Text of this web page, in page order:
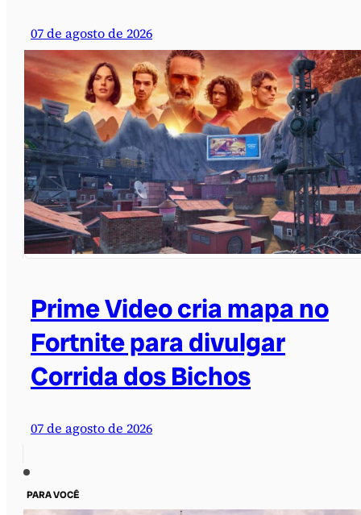
07 de agosto de 2026
Prime Video cria mapa no
Fortnite para divulgar
Corrida dos Bichos
07 de agosto de 2026
PARA VOCÊ